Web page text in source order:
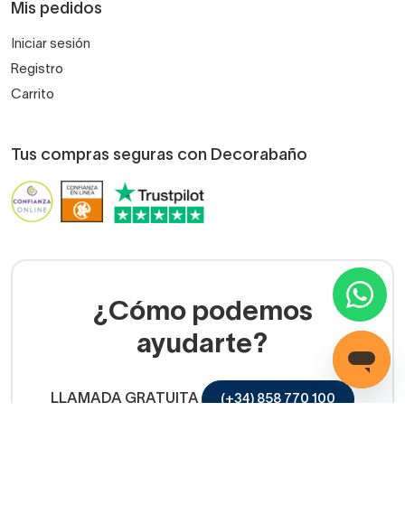
Mis pedidos
Iniciar sesión
Registro
Carrito
Tus compras seguras con Decorabaño
¿Cómo podemos
ayudarte?
LLAMADA GRATUITA (+34) 858 770 100